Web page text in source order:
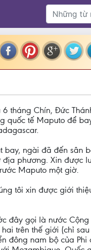
6 tháng Chín, Đức
quốc tế Maputo để
bay, ngài đã đến sân
địa phương. Xin được
Maputo một giờ.
tôi xin được giới
đây gọi là nước
trên thế giới (chỉ
đông nam bộ của Phi